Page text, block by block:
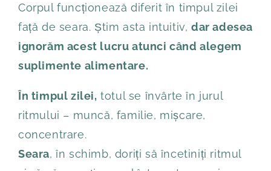
Corpul funcționează diferit în timpul zilei
față de seara. Știm asta intuitiv, dar adesea
ignorăm acest lucru atunci când alegem
suplimente alimentare.
În timpul zilei, totul se învârte în jurul
ritmului – muncă, familie, mișcare,
concentrare.
Seara, în schimb, doriți să încetiniți ritmul